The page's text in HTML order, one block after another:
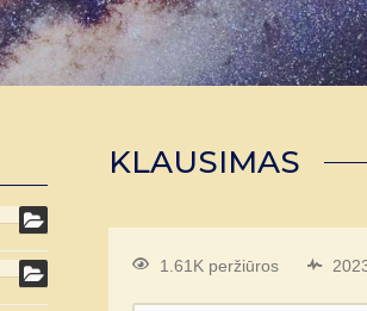
KLAUSIMAS
1.61K peržiūros